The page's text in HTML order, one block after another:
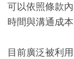
可以依照條款
時間與溝通成
目前廣泛被利用